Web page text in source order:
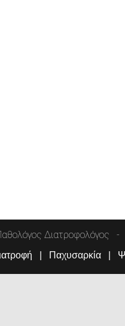
Διατροφολόγος
Παχυσαρκία